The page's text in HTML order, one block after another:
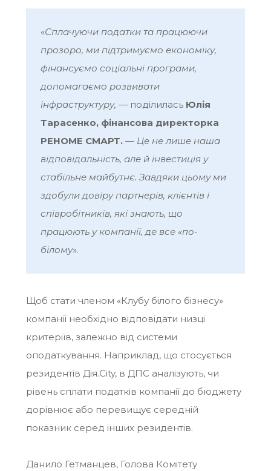
«Сплачуючи податки та працюючи
прозоро, ми підтримуємо економіку,
фінансуємо соціальні програми,
допомагаємо розвивати
інфраструктуру, — поділилась Юлія
Тарасенко, фінансова директорка
РЕНОМЕ СМАРТ. — Це не лише наша
відповідальність, але й інвестиція у
стабільне майбутнє. Завдяки цьому ми
здобули довіру партнерів, клієнтів і
співробітників, які знають, що
працюють у компанії, де все «по-
білому».
Щоб стати членом «Клубу білого бізнесу»
компанії необхідно відповідати низці
критеріїв, залежно від системи
оподаткування. Наприклад, що стосується
резидентів Дія.City, в ДПС аналізують, чи
рівень сплати податків компанії до бюджету
дорівнює або перевищує середній
показник серед інших резидентів.
Данило Гетманцев, Голова Комітету